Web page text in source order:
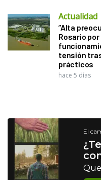
Actualidad
“Alta
Rosario
tensión
prácticos
hace 5 días
El